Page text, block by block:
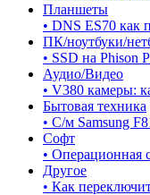
Планшеты
• DNS ES70 как
ПК/ноутбуки/
• SSD на Phison
Аудио/Видео
• V380 камеры:
Бытовая техника
• С/м Samsung
Софт
• Операционная
Другое
• Как